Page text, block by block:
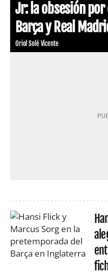
Jr: la obsesión
Barça y Real
Oriol Solé Vicente